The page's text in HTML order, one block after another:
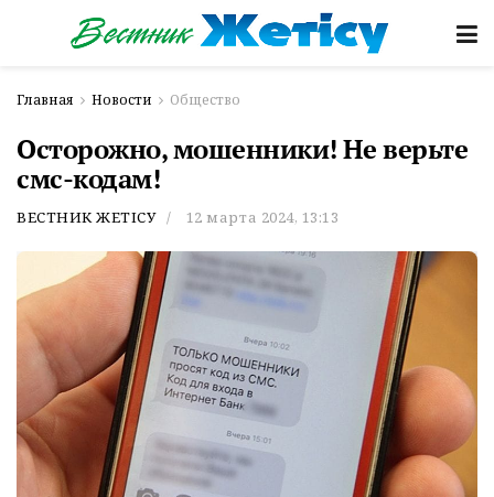
Главная Новости Общество
Осторожно, мошенники! Не верьте
смс-кодам!
ВЕСТНИК ЖЕТІСУ 12 марта 2024, 13:13